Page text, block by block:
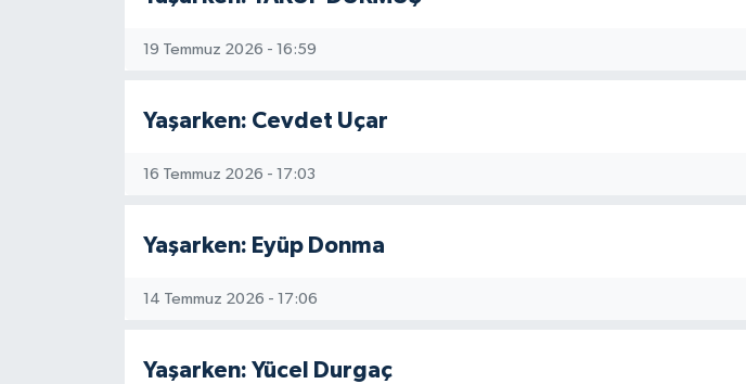
19 Temmuz 2026 - 16:59
Yaşarken: Cevdet Uçar
16 Temmuz 2026 - 17:03
Yaşarken: Eyüp Donma
14 Temmuz 2026 - 17:06
Yaşarken: Yücel Durgaç